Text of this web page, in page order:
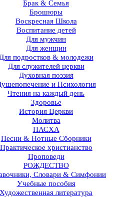
Брак & Семья
Брошюры
Воскресная Школа
Воспитание детей
Для мужчин
Для женщин
Для подростков & молодежи
Для служителей церкви
Духовная поэзия
и Психология
Чтения на каждый день
Здоровье
История Церкви
Молитва
ПАСХА
Песни & Нотные Сборники
Практическое христианство
Проповеди
РОЖДЕСТВО
Словари & Симфонии
Учебные пособия
Художественная литература